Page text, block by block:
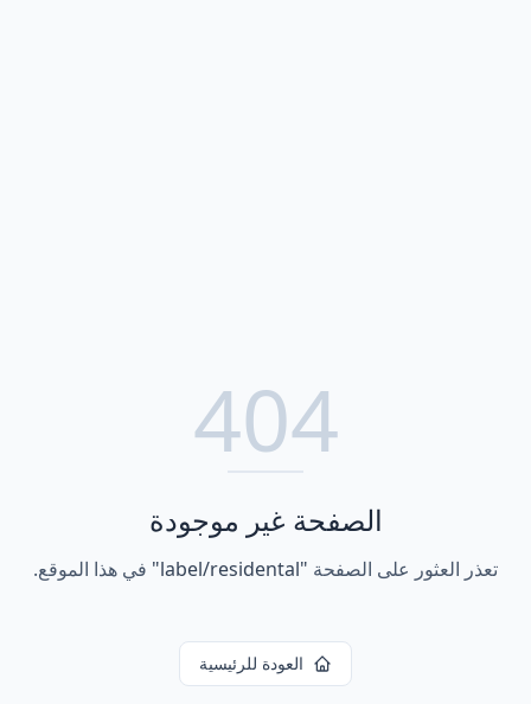
404
الصفحة غير موجودة
تعذر العثور على الصفحة "
label/residental
" في هذا الموقع.
العودة للرئيسية